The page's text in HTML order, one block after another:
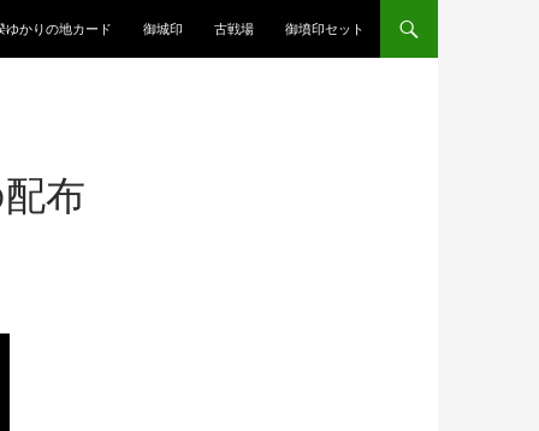
ゆかりの地カード 御城印 古戦場 御墳印セット
布